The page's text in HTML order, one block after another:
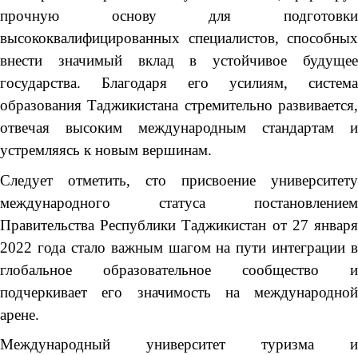
прочную основу для подготовки
высококвалифицированных специалистов, способных
внести значимый вклад в устойчивое будущее
государства. Благодаря его усилиям, система
образования Таджикистана стремительно развивается,
отвечая высоким международным стандартам и
устремляясь к новым вершинам.
Следует отметить, сто присвоение университету
международного статуса постановлением
Правительства Республики Таджикистан от 27 января
2022 года стало важным шагом на пути интеграции в
глобальное образовательное сообщество и
подчеркивает его значимость на международной
арене.
Международный университет туризма и